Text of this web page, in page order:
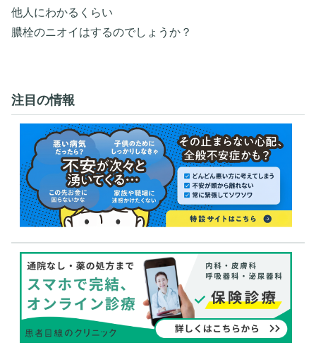
他人にわかるくらい
膿栓のニオイはするのでしょうか？
注目の情報